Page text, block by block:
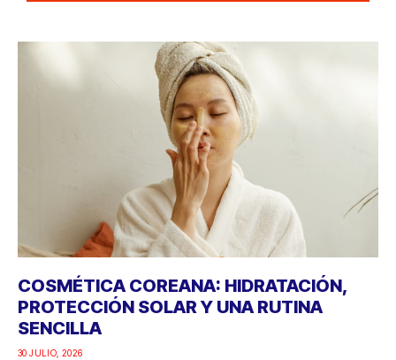
COSMÉTICA COREANA: HIDRATACIÓN,
PROTECCIÓN SOLAR Y UNA RUTINA
SENCILLA
30 JULIO, 2026